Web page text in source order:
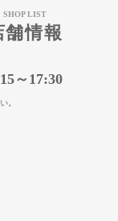
SHOP LIST
舗情報
～17:30
。